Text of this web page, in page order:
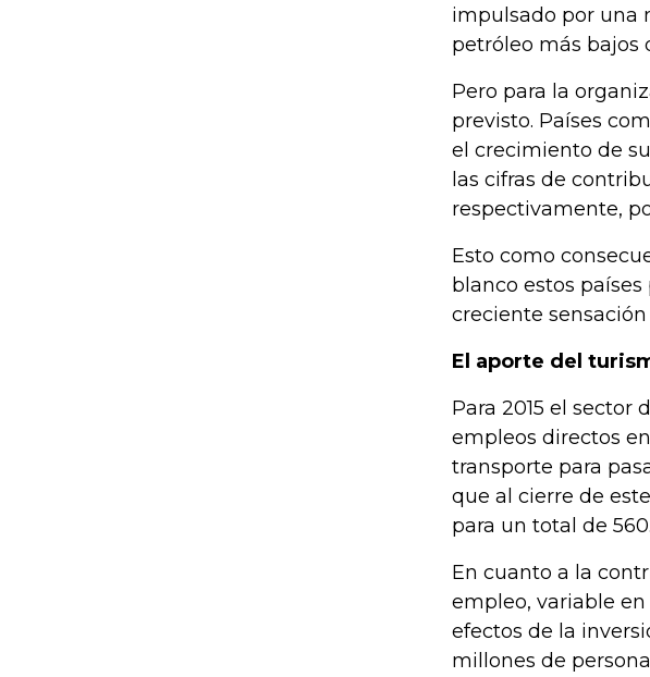
impulsado por una
petróleo más bajos
Pero para la
previsto. Países
el crecimiento de
las cifras de
respectivamente,
Esto como
blanco estos
creciente
El aporte del
Para 2015 el sector
empleos directos
transporte para
que al cierre de
para un total de
En cuanto a la
empleo, variable
efectos de la
millones de